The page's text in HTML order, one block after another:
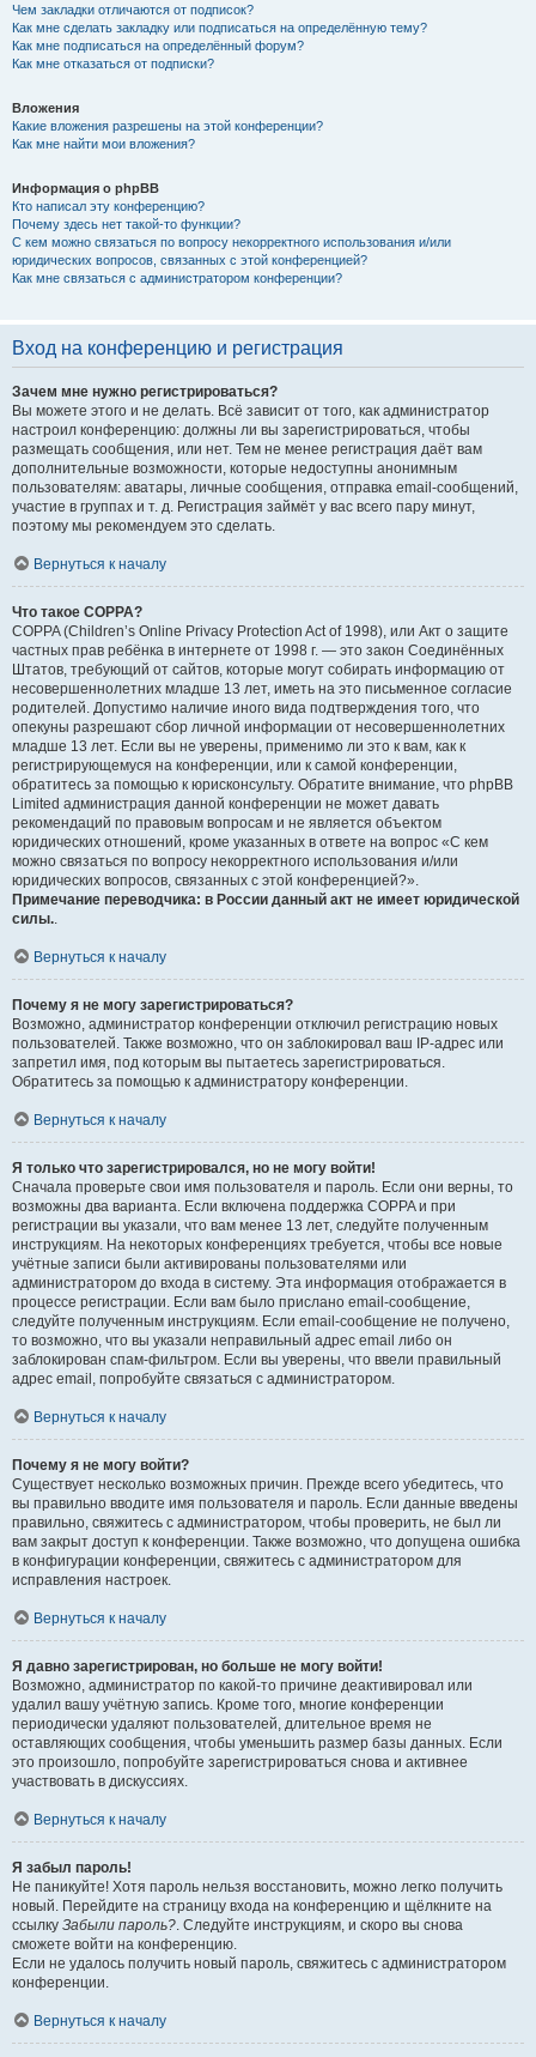
Чем закладки отличаются от подписок?
Как мне сделать закладку или подписаться на определённую тему?
Как мне подписаться на определённый форум?
Как мне отказаться от подписки?
Вложения
Какие вложения разрешены на этой конференции?
Как мне найти мои вложения?
Информация о phpBB
Кто написал эту конференцию?
Почему здесь нет такой-то функции?
С кем можно связаться по вопросу некорректного использования и/или
юридических вопросов, связанных с этой конференцией?
Как мне связаться с администратором конференции?
Вход на конференцию и регистрация
Зачем мне нужно регистрироваться?
Вы можете этого и не делать. Всё зависит от того, как администратор
настроил конференцию: должны ли вы зарегистрироваться, чтобы
размещать сообщения, или нет. Тем не менее регистрация даёт вам
дополнительные возможности, которые недоступны анонимным
пользователям: аватары, личные сообщения, отправка email-сообщений,
участие в группах и т. д. Регистрация займёт у вас всего пару минут,
поэтому мы рекомендуем это сделать.
Вернуться к началу
Что такое COPPA?
COPPA (Children’s Online Privacy Protection Act of 1998), или Акт о защите
частных прав ребёнка в интернете от 1998 г. — это закон Соединённых
Штатов, требующий от сайтов, которые могут собирать информацию от
несовершеннолетних младше 13 лет, иметь на это письменное согласие
родителей. Допустимо наличие иного вида подтверждения того, что
опекуны разрешают сбор личной информации от несовершеннолетних
младше 13 лет. Если вы не уверены, применимо ли это к вам, как к
регистрирующемуся на конференции, или к самой конференции,
обратитесь за помощью к юрисконсульту. Обратите внимание, что phpBB
Limited администрация данной конференции не может давать
рекомендаций по правовым вопросам и не является объектом
юридических отношений, кроме указанных в ответе на вопрос «С кем
можно связаться по вопросу некорректного использования и/или
юридических вопросов, связанных с этой конференцией?».
Примечание переводчика: в России данный акт не имеет юридической
силы..
Вернуться к началу
Почему я не могу зарегистрироваться?
Возможно, администратор конференции отключил регистрацию новых
пользователей. Также возможно, что он заблокировал ваш IP-адрес или
запретил имя, под которым вы пытаетесь зарегистрироваться.
Обратитесь за помощью к администратору конференции.
Вернуться к началу
Я только что зарегистрировался, но не могу войти!
Сначала проверьте свои имя пользователя и пароль. Если они верны, то
возможны два варианта. Если включена поддержка COPPA и при
регистрации вы указали, что вам менее 13 лет, следуйте полученным
инструкциям. На некоторых конференциях требуется, чтобы все новые
учётные записи были активированы пользователями или
администратором до входа в систему. Эта информация отображается в
процессе регистрации. Если вам было прислано email-сообщение,
следуйте полученным инструкциям. Если email-сообщение не получено,
то возможно, что вы указали неправильный адрес email либо он
заблокирован спам-фильтром. Если вы уверены, что ввели правильный
адрес email, попробуйте связаться с администратором.
Вернуться к началу
Почему я не могу войти?
Существует несколько возможных причин. Прежде всего убедитесь, что
вы правильно вводите имя пользователя и пароль. Если данные введены
правильно, свяжитесь с администратором, чтобы проверить, не был ли
вам закрыт доступ к конференции. Также возможно, что допущена ошибка
в конфигурации конференции, свяжитесь с администратором для
исправления настроек.
Вернуться к началу
Я давно зарегистрирован, но больше не могу войти!
Возможно, администратор по какой-то причине деактивировал или
удалил вашу учётную запись. Кроме того, многие конференции
периодически удаляют пользователей, длительное время не
оставляющих сообщения, чтобы уменьшить размер базы данных. Если
это произошло, попробуйте зарегистрироваться снова и активнее
участвовать в дискуссиях.
Вернуться к началу
Я забыл пароль!
Не паникуйте! Хотя пароль нельзя восстановить, можно легко получить
новый. Перейдите на страницу входа на конференцию и щёлкните на
ссылку Забыли пароль?. Следуйте инструкциям, и скоро вы снова
сможете войти на конференцию.
Если не удалось получить новый пароль, свяжитесь с администратором
конференции.
Вернуться к началу